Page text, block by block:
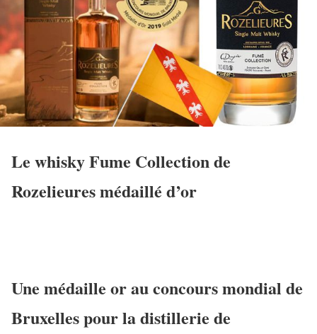
Le whisky Fume Collection de
Rozelieures médaillé d’or
Une médaille or au concours mondial de
Bruxelles pour la distillerie de